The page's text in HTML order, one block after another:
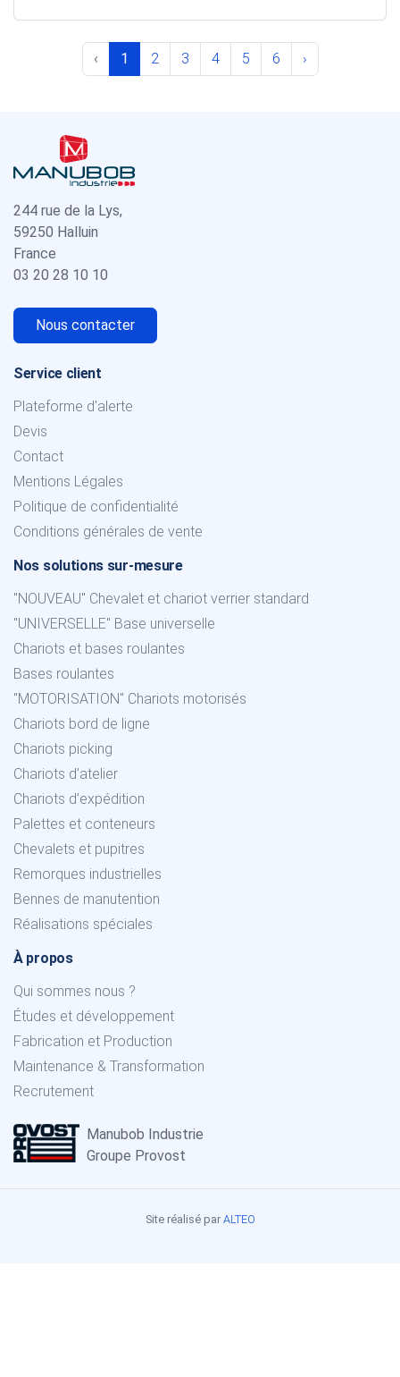
‹ 1 2 3 4 5 6 ›
244 rue de la Lys,
59250 Halluin
France
03 20 28 10 10
Nous contacter
Service client
Plateforme d'alerte
Devis
Contact
Mentions Légales
Politique de confidentialité
Conditions générales de vente
Nos solutions sur-mesure
"NOUVEAU" Chevalet et chariot verrier standard
"UNIVERSELLE" Base universelle
Chariots et bases roulantes
Bases roulantes
"MOTORISATION" Chariots motorisés
Chariots bord de ligne
Chariots picking
Chariots d’atelier
Chariots d’expédition
Palettes et conteneurs
Chevalets et pupitres
Remorques industrielles
Bennes de manutention
Réalisations spéciales
À propos
Qui sommes nous ?
Études et développement
Fabrication et Production
Maintenance & Transformation
Recrutement
Manubob Industrie
Groupe Provost
Site réalisé par ALTEO